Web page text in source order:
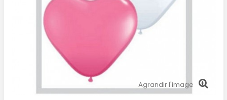
Agrandir l'image